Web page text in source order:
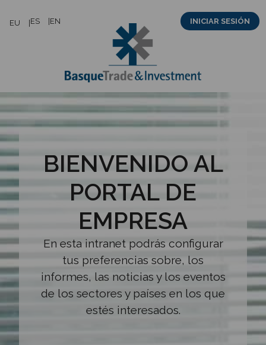
EU ES EN INICIAR SESIÓN
BIENVENIDO AL
PORTAL DE
EMPRESA
En esta intranet podrás configurar
tus preferencias sobre, los
informes, las noticias y los eventos
de los sectores y países en los que
estés interesados.